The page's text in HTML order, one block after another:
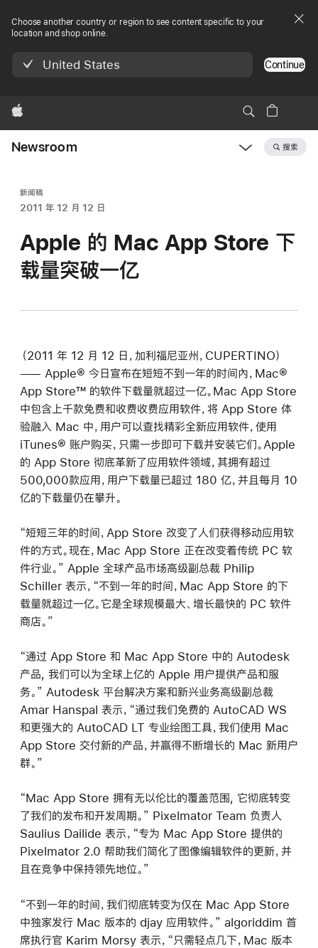
Choose another country or region to see content specific to your
location and shop online.
United States Continue
Apple
Newsroom 搜索
新闻稿
2011 年 12 月 12 日
Apple 的 Mac App Store 下
载量突破一亿
（2011 年 12 月 12 日，加利福尼亚州，CUPERTINO）
—— Apple® 今日宣布在短短不到一年的时间內，Mac®
App Store™ 的软件下载量就超过一亿。Mac App Store
中包含上千款免费和收费收费应用软件，将 App Store 体
验融入 Mac 中，用户可以查找精彩全新应用软件，使用
iTunes® 账户购买，只需一步即可下载并安装它们。Apple
的 App Store 彻底革新了应用软件领域，其拥有超过
500,000款应用，用户下载量已超过 180 亿，并且每月 10
亿的下载量仍在攀升。
“短短三年的时间，App Store 改变了人们获得移动应用软
件的方式。现在，Mac App Store 正在改变着传统 PC 软
件行业。” Apple 全球产品市场高级副总裁 Philip
Schiller 表示，“不到一年的时间，Mac App Store 的下
载量就超过一亿。它是全球规模最大、增长最快的 PC 软件
商店。”
“通过 App Store 和 Mac App Store 中的 Autodesk
产品, 我们可以为全球上亿的 Apple 用户提供产品和服
务。” Autodesk 平台解决方案和新兴业务高级副总裁
Amar Hanspal 表示，“通过我们免费的 AutoCAD WS
和更强大的 AutoCAD LT 专业绘图工具，我们使用 Mac
App Store 交付新的产品，并赢得不断增长的 Mac 新用户
群。”
“Mac App Store 拥有无以伦比的覆盖范围, 它彻底转变
了我们的发布和开发周期。” Pixelmator Team 负责人
Saulius Dailide 表示，“专为 Mac App Store 提供的
Pixelmator 2.0 帮助我们简化了图像编辑软件的更新，并
且在竞争中保持领先地位。”
“不到一年的时间，我们彻底转变为仅在 Mac App Store
中独家发行 Mac 版本的 djay 应用软件。” algoriddim 首
席执行官 Karim Morsy 表示，“只需轻点几下，Mac 版本